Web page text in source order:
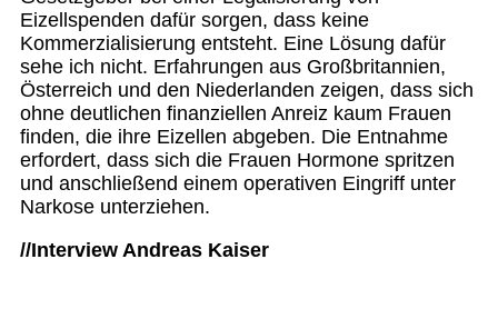
Eizellspenden dafür sorgen, dass keine
Kommerzialisierung entsteht. Eine Lösung dafür
sehe ich nicht. Erfahrungen aus Großbritannien,
Österreich und den Niederlanden zeigen, dass sich
ohne deutlichen finanziellen Anreiz kaum Frauen
finden, die ihre Eizellen abgeben. Die Entnahme
erfordert, dass sich die Frauen Hormone spritzen
und anschließend einem operativen Eingriff unter
Narkose unterziehen.
//Interview Andreas Kaiser